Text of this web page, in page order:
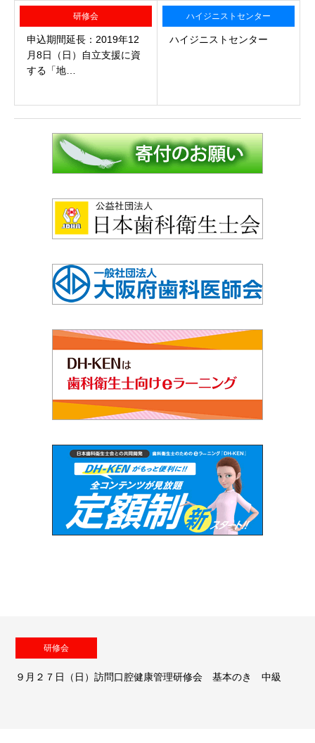
研修会
申込期間延長：2019年12
月8日（日）自立支援に資
する「地…
ハイジニストセンター
ハイジニストセンター
研修会
９月２７日（日）訪問口腔健康管理研修会 基本のき 中級